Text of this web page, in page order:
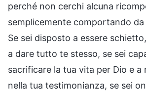
perché non cerchi alcuna
semplicemente comportando
Se sei disposto a essere
a dare tutto te stesso, se sei
sacrificare la tua vita per Dio e a
nella tua testimonianza, se sei